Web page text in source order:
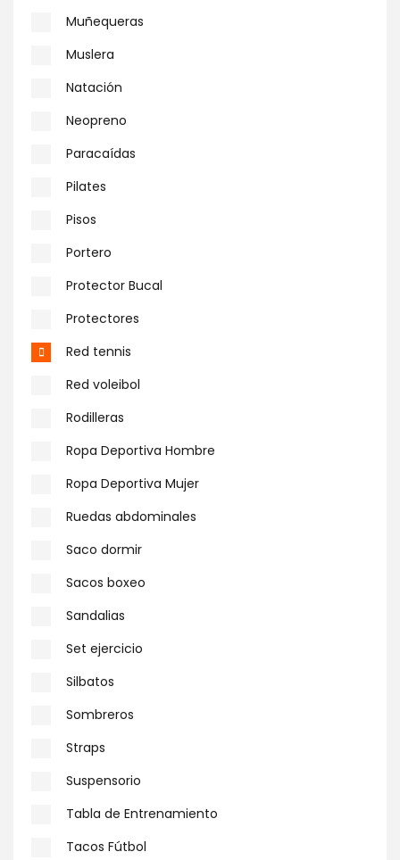
Muñequeras
Muslera
Natación
Neopreno
Paracaídas
Pilates
Pisos
Portero
Protector Bucal
Protectores
Red tennis
Red voleibol
Rodilleras
Ropa Deportiva Hombre
Ropa Deportiva Mujer
Ruedas abdominales
Saco dormir
Sacos boxeo
Sandalias
Set ejercicio
Silbatos
Sombreros
Straps
Suspensorio
Tabla de Entrenamiento
Tacos Fútbol